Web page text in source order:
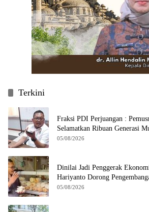
Terkini
Fraksi PDI Perjuangan :
Selamatkan Ribuan Generasi
05/08/2026
Dinilai Jadi Penggerak
Hariyanto Dorong
Crispy di Serpong
05/08/2026